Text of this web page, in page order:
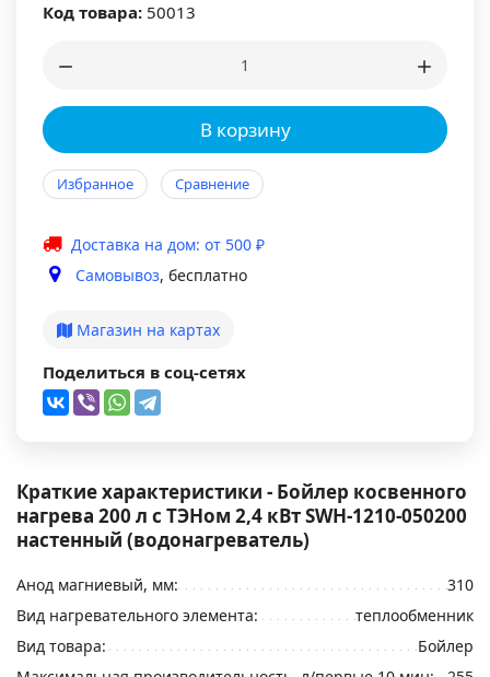
Код товара: 50013
В корзину
Избранное Сравнение
Доставка на дом: от 500 ₽
Самовывоз, бесплатно
Магазин на картах
Поделиться в соц-сетях
Краткие характеристики - Бойлер косвенного
нагрева 200 л с ТЭНом 2,4 кВт SWH-1210-050200
настенный (водонагреватель)
Анод магниевый, мм:
310
Вид нагревательного элемента:
теплообменник
Вид товара:
Бойлер